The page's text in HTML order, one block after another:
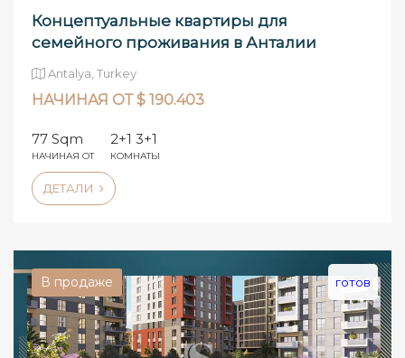
Концептуальные квартиры для
семейного проживания в Анталии
Antalya, Turkey
НАЧИНАЯ ОТ $ 190.403
77 Sqm
НАЧИНАЯ ОТ
2+1 3+1
КОМНАТЫ
ДЕТАЛИ
В продаже готов